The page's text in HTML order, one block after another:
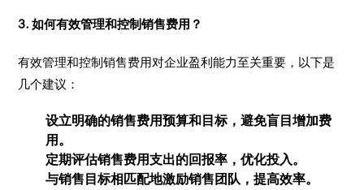
3. 如何有效管理和控制销售费用？
有效管理和控制销售费用对企业盈利能力至关重要，以下是
几个建议：
设立明确的销售费用预算和目标，避免盲目增加费
用。
定期评估销售费用支出的回报率，优化投入。
与销售目标相匹配地激励销售团队，提高效率。